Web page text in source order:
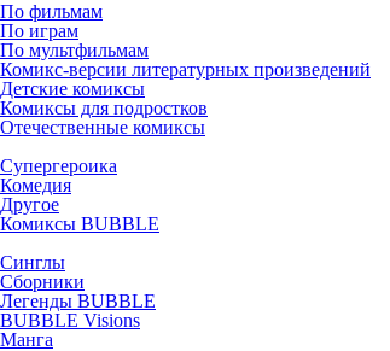
По фильмам
По играм
По мультфильмам
Комикс-версии литературных произведений
Детские комиксы
Комиксы для подростков
Отечественные комиксы
Супергероика
Комедия
Другое
Комиксы BUBBLE
Синглы
Сборники
Легенды BUBBLE
BUBBLE Visions
Манга